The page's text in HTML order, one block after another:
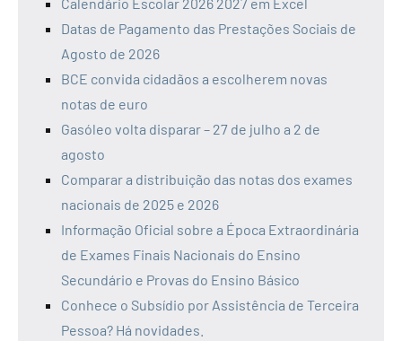
Calendário Escolar 2026 2027 em Excel
Datas de Pagamento das Prestações Sociais de
Agosto de 2026
BCE convida cidadãos a escolherem novas
notas de euro
Gasóleo volta disparar – 27 de julho a 2 de
agosto
Comparar a distribuição das notas dos exames
nacionais de 2025 e 2026
Informação Oficial sobre a Época Extraordinária
de Exames Finais Nacionais do Ensino
Secundário e Provas do Ensino Básico
Conhece o Subsídio por Assistência de Terceira
Pessoa? Há novidades.